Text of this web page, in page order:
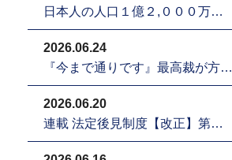
日本人の人口１億２,０００万…
2026.06.24
『今まで通りです』最高裁が方…
2026.06.20
連載 法定後見制度【改正】第…